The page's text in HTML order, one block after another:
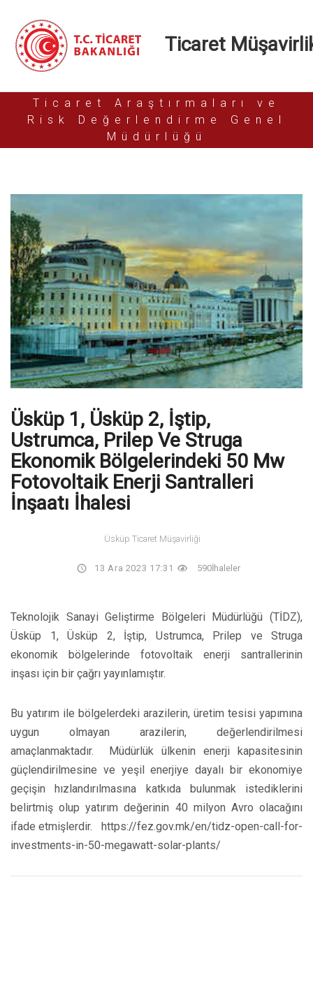
Ticaret
Ticaret Araştırmaları ve
Risk Değerlendirme Genel
Müdürlüğü
Üsküp 1, Üsküp 2, İştip,
Ustrumca, Prilep Ve Struga
Ekonomik Bölgelerindeki 50 Mw
Fotovoltaik Enerji Santralleri
İnşaatı İhalesi
Üsküp Ticaret Müşavirliği
13 Ara 2023 17:31 590İhaleler
Teknolojik Sanayi Geliştirme Bölgeleri Müdürlüğü (TİDZ),
Üsküp 1, Üsküp 2, İştip, Ustrumca, Prilep ve Struga
ekonomik bölgelerinde fotovoltaik enerji santrallerinin
inşası için bir çağrı yayınlamıştır.
Bu yatırım ile bölgelerdeki arazilerin, üretim tesisi yapımına
uygun olmayan arazilerin, değerlendirilmesi
amaçlanmaktadır. Müdürlük ülkenin enerji kapasitesinin
güçlendirilmesine ve yeşil enerjiye dayalı bir ekonomiye
geçişin hızlandırılmasına katkıda bulunmak istediklerini
belirtmiş olup yatırım değerinin 40 milyon Avro olacağını
ifade etmişlerdir. https://fez.gov.mk/en/tidz-open-call-for-
investments-in-50-megawatt-solar-plants/